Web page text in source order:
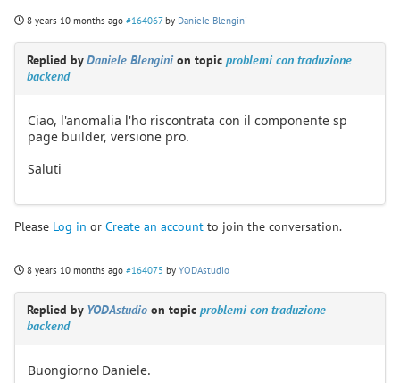
8 years 10 months ago #164067 by Daniele Blengini
Replied byDaniele Blengini on topic problemi con traduzione
backend
Ciao, l'anomalia l'ho riscontrata con il componente sp
page builder, versione pro.
Saluti
Please Log in or Create an account to join the conversation.
8 years 10 months ago #164075 byYODAstudio
Replied by YODAstudio on topic problemi con traduzione
backend
Buongiorno Daniele.